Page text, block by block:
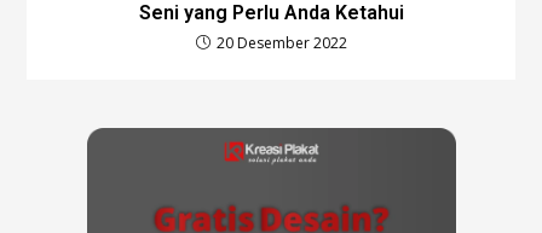
Seni yang Perlu Anda Ketahui
20 Desember 2022